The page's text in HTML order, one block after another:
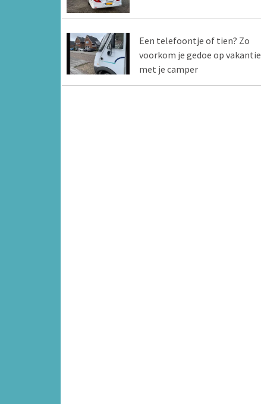
Een telefoontje of tien? Zo
voorkom je gedoe op vakantie
met je camper